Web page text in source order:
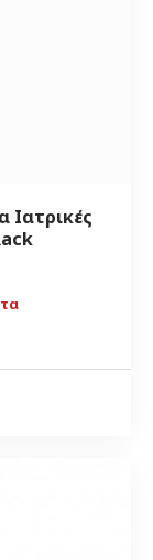
Ιατρικές